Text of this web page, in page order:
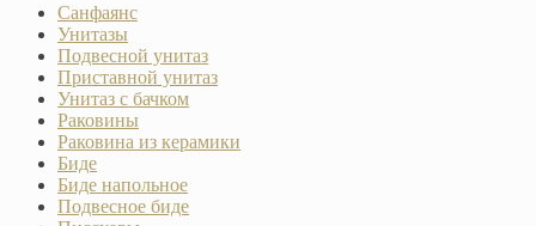
Санфаянс
Унитазы
Подвесной унитаз
Приставной унитаз
Унитаз с бачком
Раковины
Раковина из керамики
Биде
Биде напольное
Подвесное биде